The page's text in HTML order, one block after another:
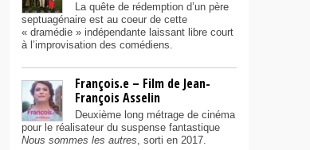
La quête de rédemption d’un père
septuagénaire est au coeur de cette
« dramédie » indépendante laissant libre court
à l’improvisation des comédiens.
François.e – Film de Jean-
François Asselin
Deuxième long métrage de cinéma
pour le réalisateur du suspense fantastique
Nous sommes les autres, sorti en 2017.